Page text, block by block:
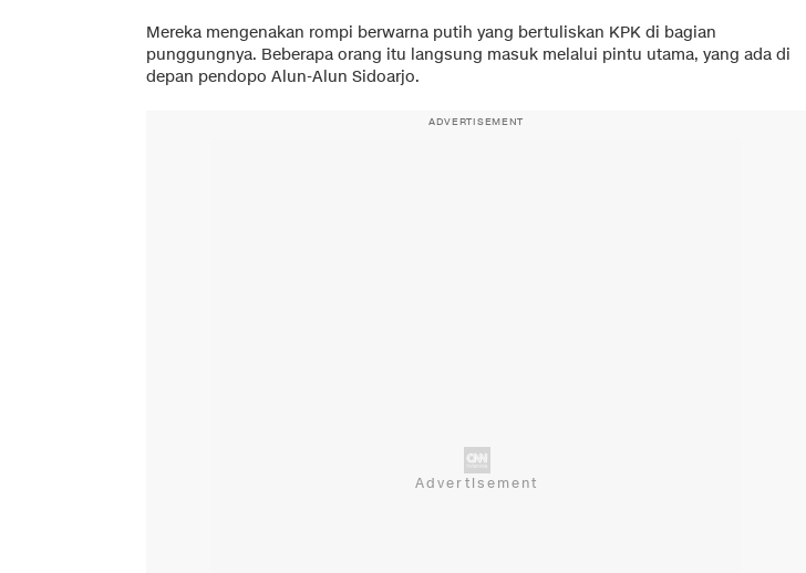
Mereka mengenakan rompi berwarna putih yang bertuliskan KPK di bagian
punggungnya. Beberapa orang itu langsung masuk melalui pintu utama, yang ada di
depan pendopo Alun-Alun Sidoarjo.
ADVERTISEMENT